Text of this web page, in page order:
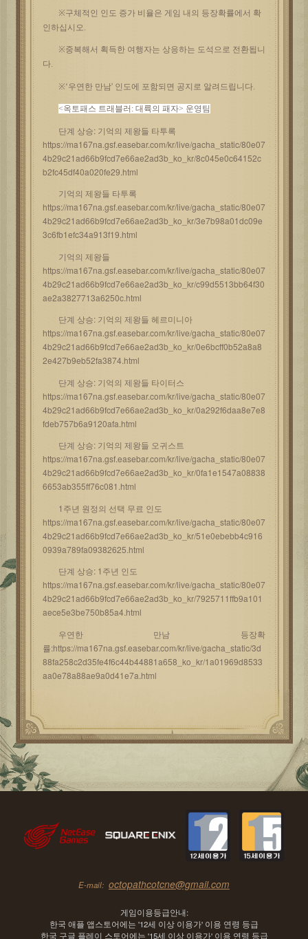
※구체적인 인도 증가 비율은 게임 내의 등장확률에서 확
인하십시오.
※중복해서 획득한 여행자는 상응하는 도석으로 전환됩니
다.
※‘우연한 만남' 인도에 포함되면 공지로 알려드립니다.
<옥토패스 트래블러: 대륙의 패자> 운영팀
단계 상승: 기억의 제왕들 타투록
https://ma167na.gsf.easebar.com/kr/live/gacha_static/80e07
4b29c21ad66b9fcd7e66ae2ad3b_ko_kr/8c045e0c64152c
b2fc45df40a020fe29.html
기억의 제왕들 타투록
https://ma167na.gsf.easebar.com/kr/live/gacha_static/80e07
4b29c21ad66b9fcd7e66ae2ad3b_ko_kr/3e7b98a01dc09e
3c6fb1efc34a913f19.html
기억의 제왕들
https://ma167na.gsf.easebar.com/kr/live/gacha_static/80e07
4b29c21ad66b9fcd7e66ae2ad3b_ko_kr/c99d5513bb64f30
ae2a3827713a6250c.html
단계 상승: 기억의 제왕들 헤르미니아
https://ma167na.gsf.easebar.com/kr/live/gacha_static/80e07
4b29c21ad66b9fcd7e66ae2ad3b_ko_kr/0e6bcff0b52a8a8
2e427b9eb52fa3874.html
단계 상승: 기억의 제왕들 타이터스
https://ma167na.gsf.easebar.com/kr/live/gacha_static/80e07
4b29c21ad66b9fcd7e66ae2ad3b_ko_kr/0a292f6daa8e7e8
fdeb757b6a9120afa.html
단계 상승: 기억의 제왕들 오귀스트
https://ma167na.gsf.easebar.com/kr/live/gacha_static/80e07
4b29c21ad66b9fcd7e66ae2ad3b_ko_kr/0fa1e1547a08838
6653ab355ff76c081.html
1주년 원정의 선택 무료 인도
https://ma167na.gsf.easebar.com/kr/live/gacha_static/80e07
4b29c21ad66b9fcd7e66ae2ad3b_ko_kr/51e0ebebb4c916
0939a789fa09382625.html
단계 상승: 1주년 인도
https://ma167na.gsf.easebar.com/kr/live/gacha_static/80e07
4b29c21ad66b9fcd7e66ae2ad3b_ko_kr/7925711ffb9a101
aece5e3be750b85a4.html
우연한 만남 등장확
률:https://ma167na.gsf.easebar.com/kr/live/gacha_static/3d
88fa258c2d35fe4f6c44b44881a658_ko_kr/1a01969d8533
aa0e78a88ae9a0d41e7a.html
E-mail: octopathcotcne@gmail.com
게임이용등급안내:
한국 애플 앱스토어에는 '12세 이상 이용가' 이용 연령 등급
한국 구글 플레이 스토어에는 '15세 이상 이용가' 이용 연령 등급